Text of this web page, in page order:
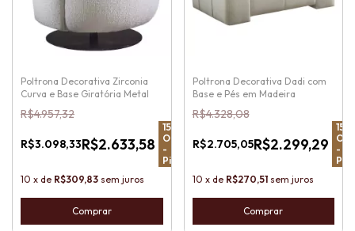
Poltrona Decorativa Zirconia
Curva e Base Giratória Metal
R$4.957,32
R$3.098,33R$2.633,58
15
OFF
-
Pix
10 x de R$309,83 sem juros
Poltrona Decorativa Dadi com
Base e Pés em Madeira
R$4.328,08
R$2.705,05R$2.299,29
15
OFF
-
Pix
10 x de R$270,51 sem juros